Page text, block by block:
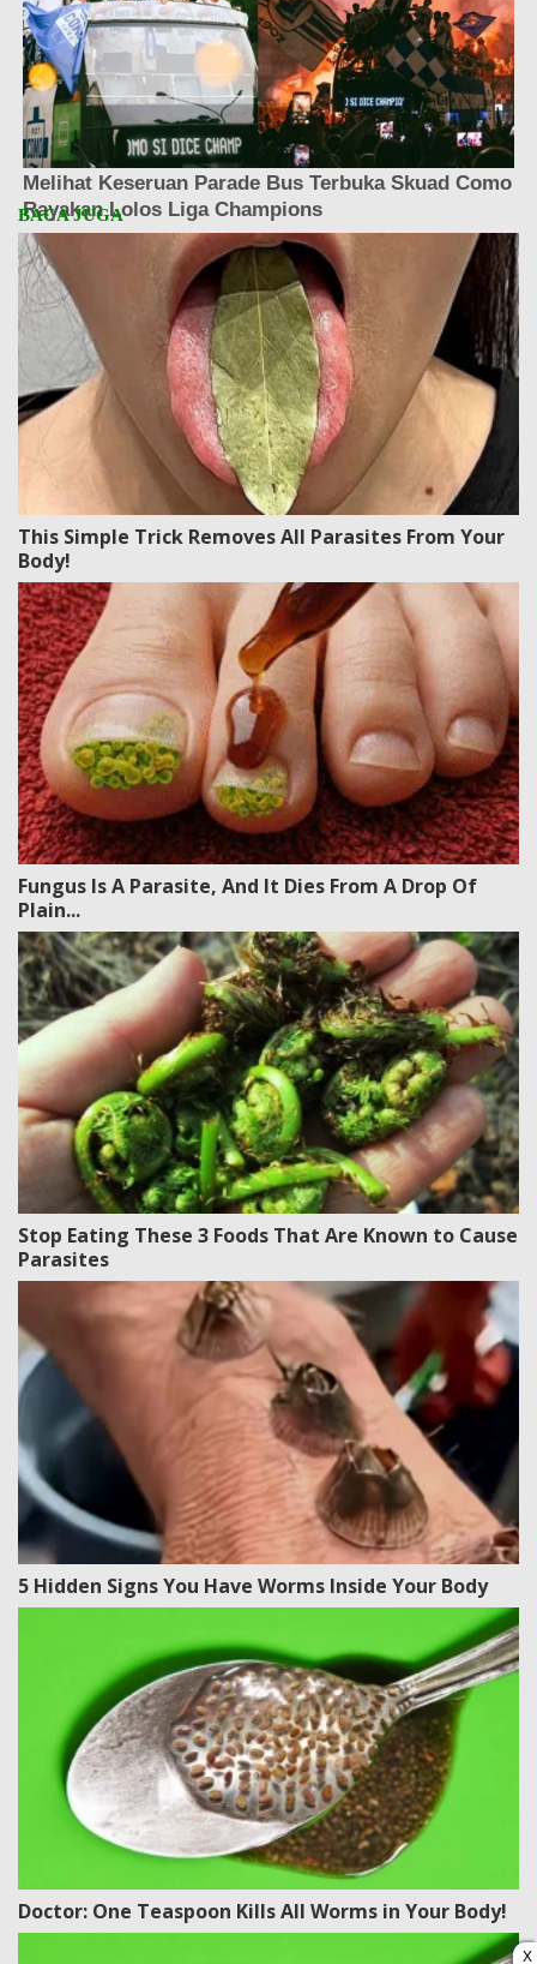
This Simple Trick Removes All Parasites From Your
Body!
Fungus Is A Parasite, And It Dies From A Drop Of
Plain...
Stop Eating These 3 Foods That Are Known to Cause
Parasites
5 Hidden Signs You Have Worms Inside Your Body
Doctor: One Teaspoon Kills All Worms in Your Body!
X